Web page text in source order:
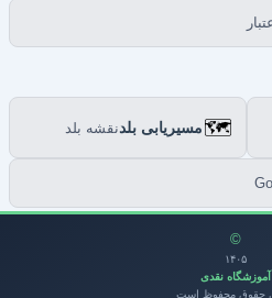
🗺️مسیریابی بلدنقشه بلد
۱۴۰۵
نقدی
محفوظ است